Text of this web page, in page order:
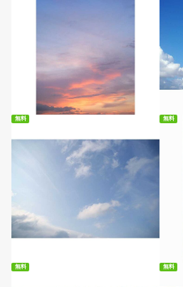
無料ダウンロード
無料
無料ダウンロード
無料
無料 無料